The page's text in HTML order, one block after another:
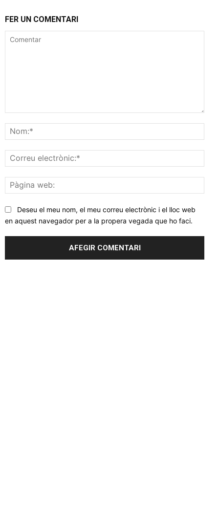
FER UN COMENTARI
web:
Deseu el meu nom, el meu correu electrònic i el lloc web
en aquest navegador per a la propera vegada que ho faci.